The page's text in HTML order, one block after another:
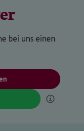
bei uns einen